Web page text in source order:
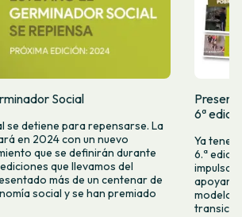
Social
se detiene para repensarse. La
en 2024 con un nuevo
que se definirán durante
que llevamos del
más de un centenar de
social y se han premiado
6ª
Ya
6.ª
apoyar
modelos